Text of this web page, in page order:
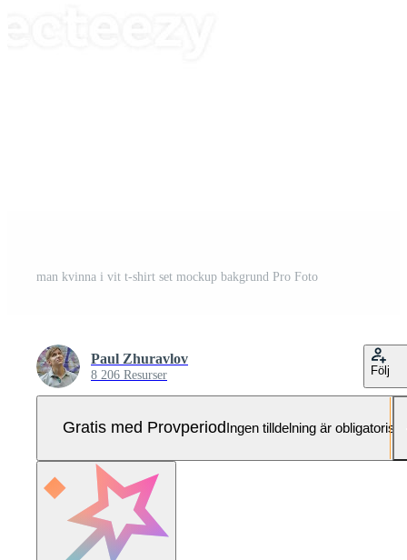
man kvinna i vit t-shirt set mockup bakgrund Pro Foto
Paul Zhuravlov
8 206 Resurser Följ
Gratis med ProvperiodIngen tilldelning är obligatorisk